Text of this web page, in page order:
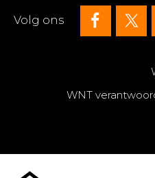
Volg ons
WNT